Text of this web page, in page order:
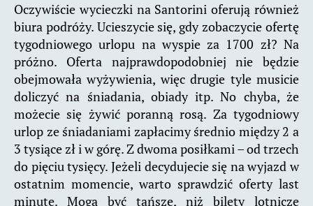
Oczywiście wycieczki na Santorini oferują również
biura podróży. Ucieszycie się, gdy zobaczycie ofertę
tygodniowego urlopu na wyspie za 1700 zł? Na
próżno. Oferta najprawdopodobniej nie będzie
obejmowała wyżywienia, więc drugie tyle musicie
doliczyć na śniadania, obiady itp. No chyba, że
możecie się żywić poranną rosą. Za tygodniowy
urlop ze śniadaniami zapłacimy średnio między 2 a
3 tysiące zł i w górę. Z dwoma posiłkami – od trzech
do pięciu tysięcy. Jeżeli decydujecie się na wyjazd w
ostatnim momencie, warto sprawdzić oferty last
minute. Mogą być tańsze, niż bilety lotnicze